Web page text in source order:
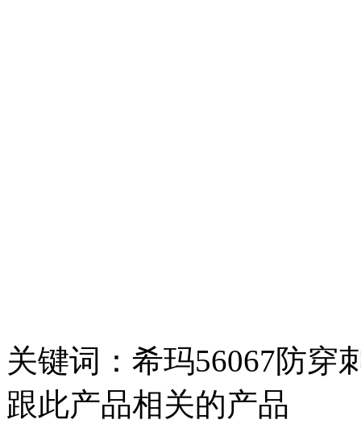
关键词：希玛56067防穿
跟此产品相关的产品